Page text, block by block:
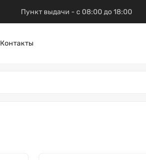
Пункт выдачи - с 08:00 до 18:00
Контакты